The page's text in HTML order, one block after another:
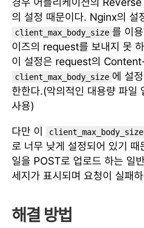
의 설정 때문이다. Nginx의 설
client_max_body_size 를 이
이즈의 request를 보내지 못
이 설정은 request의
client_max_body_size 에 설
한한다.(악의적인 대용량 파일
사용)
다만 이 client_max_body_size
로 너무 낮게 설정되어 있기
일을 POST로 업로드 하는 일
세지가 표시되며 요청이 실패
해결 방법